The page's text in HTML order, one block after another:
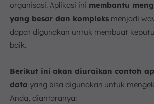
organisasi. Aplikasi ini membantu
yang besar dan kompleks menjadi
dapat digunakan untuk membuat
baik.
Berikut ini akan diuraikan contoh
data yang bisa digunakan untuk
Anda, diantaranya: